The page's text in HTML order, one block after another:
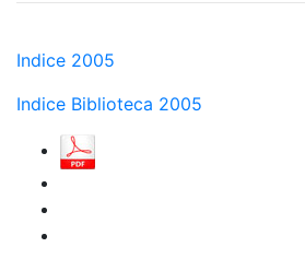
Indice 2005
Indice Biblioteca 2005